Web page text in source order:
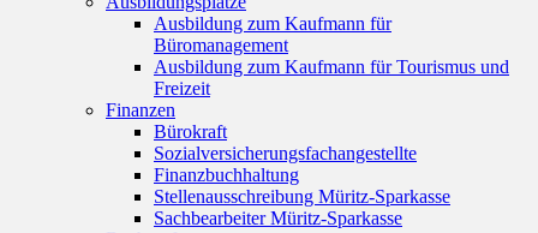
Ausbildung zum Kaufmann für
Büromanagement
Ausbildung zum Kaufmann für Tourismus und
Freizeit
Finanzen
Bürokraft
Sozialversicherungsfachangestellte
Finanzbuchhaltung
Stellenausschreibung Müritz-Sparkasse
Sachbearbeiter Müritz-Sparkasse